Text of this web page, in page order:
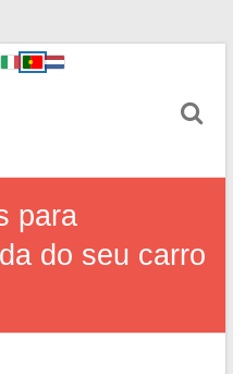
para
do seu carro